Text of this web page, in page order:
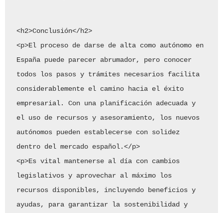
<h2>Conclusión</h2>
<p>El proceso de darse de alta como autónomo en
España puede parecer abrumador, pero conocer
todos los pasos y trámites necesarios facilita
considerablemente el camino hacia el éxito
empresarial. Con una planificación adecuada y
el uso de recursos y asesoramiento, los nuevos
autónomos pueden establecerse con solidez
dentro del mercado español.</p>
<p>Es vital mantenerse al día con cambios
legislativos y aprovechar al máximo los
recursos disponibles, incluyendo beneficios y
ayudas, para garantizar la sostenibilidad y